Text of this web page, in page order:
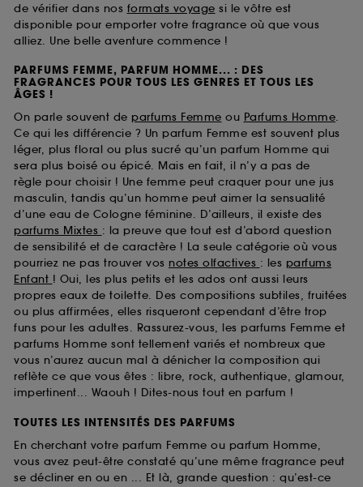
de vérifier dans nos formats voyage si le vôtre est
disponible pour emporter votre fragrance où que vous
alliez. Une belle aventure commence !
PARFUMS FEMME, PARFUM HOMME... : DES
FRAGRANCES POUR TOUS LES GENRES ET TOUS LES
ÂGES !
On parle souvent de parfums Femme ou Parfums Homme.
Ce qui les différencie ? Un parfum Femme est souvent plus
léger, plus floral ou plus sucré qu’un parfum Homme qui
sera plus boisé ou épicé. Mais en fait, il n’y a pas de
règle pour choisir ! Une femme peut craquer pour une jus
masculin, tandis qu’un homme peut aimer la sensualité
d’une eau de Cologne féminine. D’ailleurs, il existe des
parfums Mixtes : la preuve que tout est d’abord question
de sensibilité et de caractère ! La seule catégorie où vous
pourriez ne pas trouver vos notes olfactives : les parfums
Enfant ! Oui, les plus petits et les ados ont aussi leurs
propres eaux de toilette. Des compositions subtiles, fruitées
ou plus affirmées, elles risqueront cependant d’être trop
funs pour les adultes. Rassurez-vous, les parfums Femme et
parfums Homme sont tellement variés et nombreux que
vous n’aurez aucun mal à dénicher la composition qui
reflète ce que vous êtes : libre, rock, authentique, glamour,
impertinent... Waouh ! Dites-nous tout en parfum !
TOUTES LES INTENSITÉS DES PARFUMS
En cherchant votre parfum Femme ou parfum Homme,
vous avez peut-être constaté qu’une même fragrance peut
se décliner en ou en ... Et là, grande question : qu’est-ce